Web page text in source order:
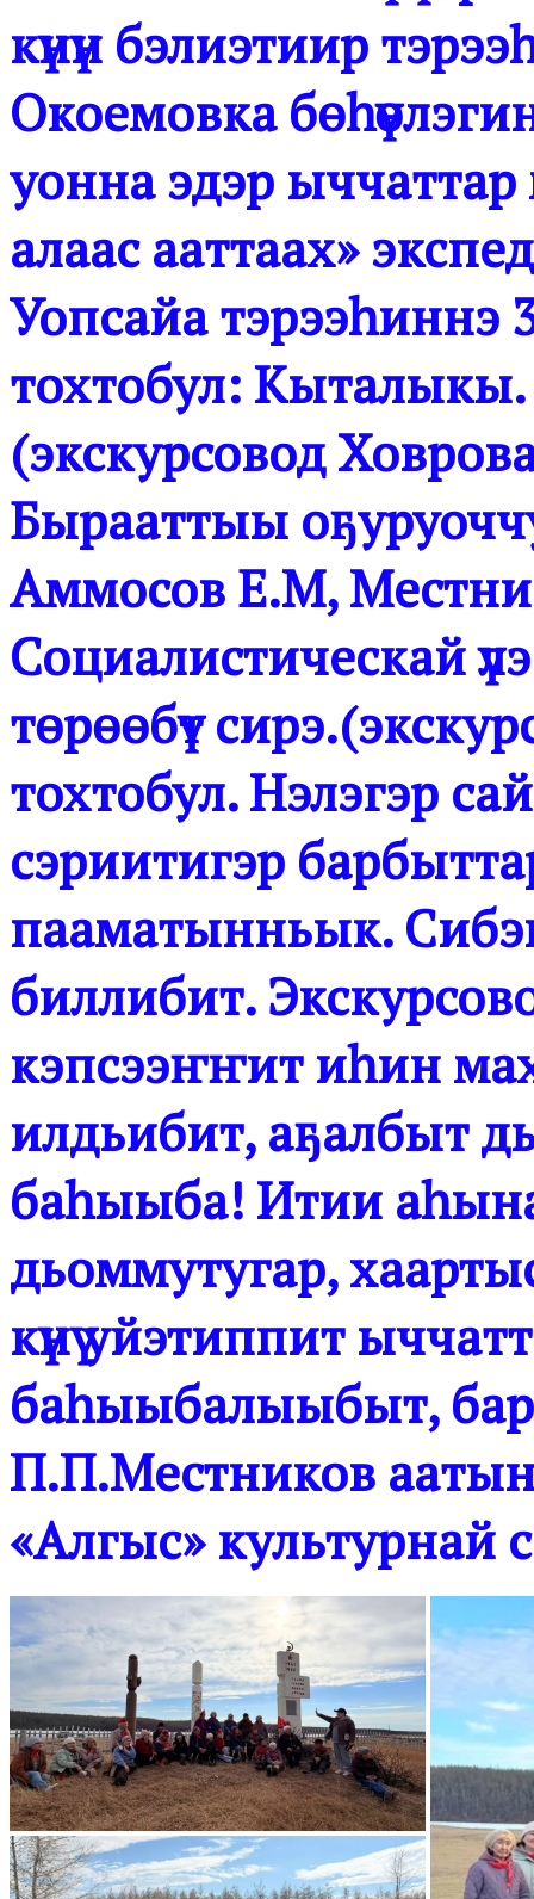
күнүн бэлиэтиир
Окоемовка
уонна эдэр ыччаттар
алаас ааттаах»
Уопсайа
тохтобул:
(экскурсовод
Бырааттыы
Аммосов Е.М,
Социалистическай
төрөөбүт
тохтобул. Нэлэгэр
сэриитигэр
пааматынньык.
биллибит.
кэпсээҥҥит иһин
илдьибит, аҕалбыт
баһыыба! Итии
дьоммутугар,
күнү уйэтиппит
баһыыбалыыбыт,
П.П.Местников
«Алгыс» культурнай